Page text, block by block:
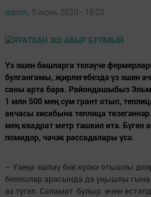
admin, 5 июнь 2020 - 16:23
Үз эшен башларга теләүче
булгангамы, җирлегебездә үз эшен
саны арта бара. Райондашыбыз
1 млн 500 мең сум грант отып,
акчасы хисабына теплица
мең квадрат метр тәшкил итә. Бүген
помидор, чәчәк рассадалары үсә.
– Үзеңә эшләү бик күпкә отышлы
белешләр арасында да уңышлы гына
аз түгел. Сәламәт булыр өчен